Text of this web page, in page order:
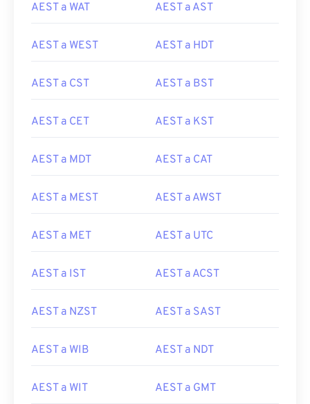
AEST a WAT AEST a AST
AEST a WEST AEST a HDT
AEST a CST AEST a BST
AEST a CET AEST a KST
AEST a MDT AEST a CAT
AEST a MEST AEST a AWST
AEST a MET AEST a UTC
AEST a IST AEST a ACST
AEST a NZST AEST a SAST
AEST a WIB AEST a NDT
AEST a WIT AEST a GMT